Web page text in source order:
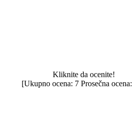
Kliknite da ocenite!
[Ukupno ocena: 7Prosečna ocena: